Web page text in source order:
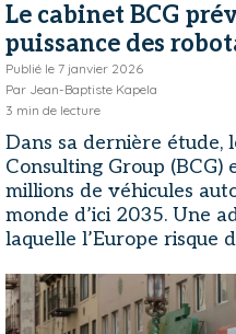
Le cabinet BCG
puissance des
Publié le 7 janvier 2026
Par Jean-Baptiste Kapela
3 min de lecture
Dans sa dernière étude,
Consulting Group (BCG)
millions de véhicules
monde d’ici 2035. Une
laquelle l’Europe risque